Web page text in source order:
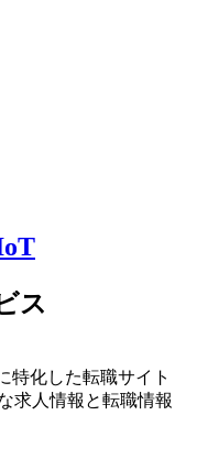
ス
特化した転職サイト
求人情報と転職情報